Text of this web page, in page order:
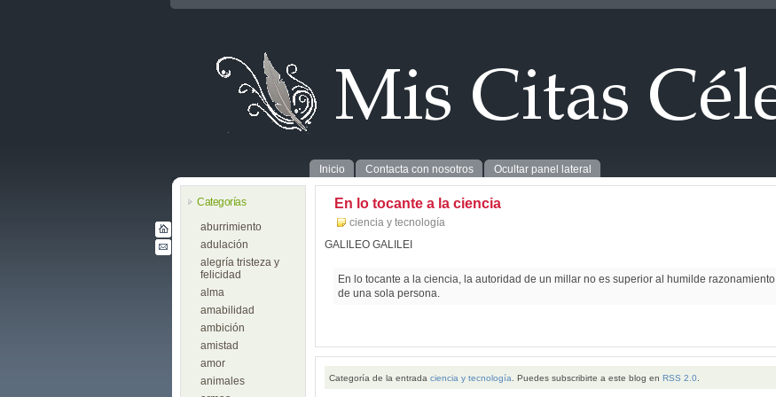
Inicio Contacta con nosotros Ocultar panel lateral
Categorías
aburrimiento
adulación
alegría tristeza y
felicidad
alma
amabilidad
ambición
amistad
amor
animales
En lo tocante a la ciencia
ciencia y tecnología
GALILEO GALILEI
En lo tocante a la ciencia, la autoridad de un millar no es superior al humilde razonamiento
de una sola persona.
Categoría de la entrada ciencia y tecnología . Puedes subscribirte a este blog en RSS 2.0